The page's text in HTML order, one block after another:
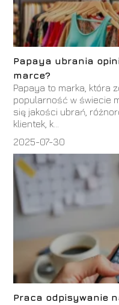
Papaya ubrania
marce?
Papaya to marka, która
popularność w świecie
się jakości ubrań,
klientek, k...
2025-07-30
Praca odpisywanie